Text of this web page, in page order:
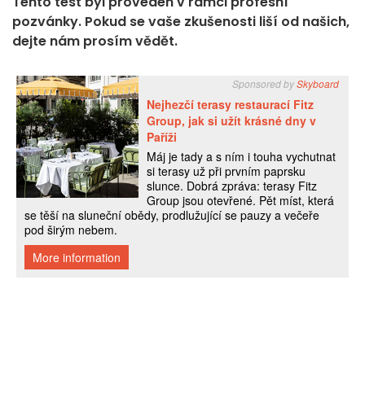
pozvánky. Pokud se vaše zkušenosti liší od našich,
dejte nám prosím vědět.